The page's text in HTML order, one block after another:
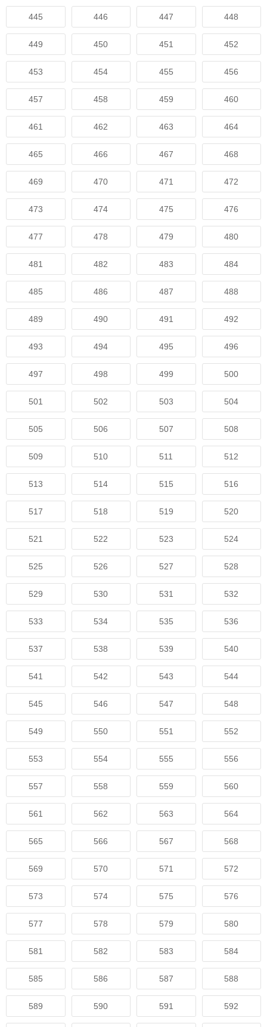
445 446 447 448
449 450 451 452
453 454 455 456
457 458 459 460
461 462 463 464
465 466 467 468
469 470 471 472
473 474 475 476
477 478 479 480
481 482 483 484
485 486 487 488
489 490 491 492
493 494 495 496
497 498 499 500
501 502 503 504
505 506 507 508
509 510 511 512
513 514 515 516
517 518 519 520
521 522 523 524
525 526 527 528
529 530 531 532
533 534 535 536
537 538 539 540
541 542 543 544
545 546 547 548
549 550 551 552
553 554 555 556
557 558 559 560
561 562 563 564
565 566 567 568
569 570 571 572
573 574 575 576
577 578 579 580
581 582 583 584
585 586 587 588
589 590 591 592